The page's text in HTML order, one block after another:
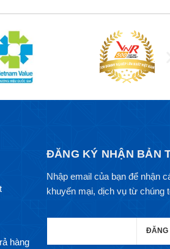
hàng
ĐĂNG KÝ NHẬN BẢN
Nhập email của bạn để nhận
khuyến mại, dịch vụ từ chúng